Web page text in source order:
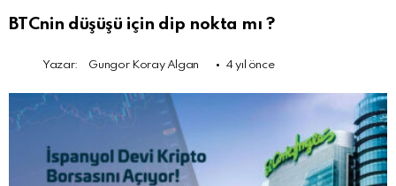
BTCnin düşüşü için dip nokta mı ?
Yazar: Gungor Koray Algan 4 yıl önce